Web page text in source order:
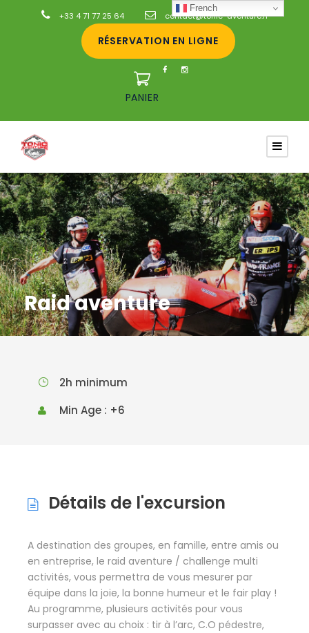
+33 4 71 77 25 64 contact@tonic-aventure.fr
RÉSERVATION EN LIGNE
PANIER
Raid aventure
2h minimum
Min Age : +6
Détails de l'excursion
A destination des groupes, en famille, entre amis ou
en entreprise, le raid aventure / challenge multi
activités, vous permettra de vous mesurer par
équipe dans la joie, la bonne humeur et le fair play !
Au programme, plusieurs activités pour vous
surpasser avec au choix : tir à l’arc, C.O pédestre,
French